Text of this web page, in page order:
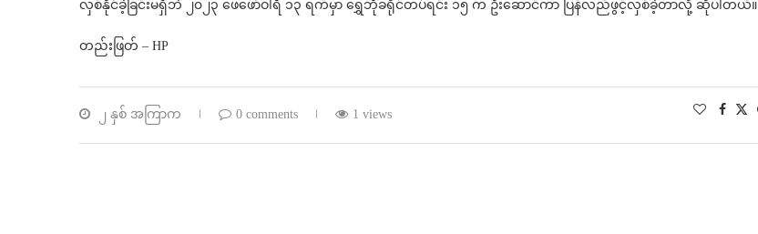
လှစ်နိုင်ခဲ့ခြင်းမရှိဘဲ ၂၀၂၃ ဖေဖော်ဝါရီ ၁၃ ရက်မှာ ရွှေဘိုခရိုင်တပ်ရင်း ၁၅ က ဦးဆောင်ကာ ပြန်လည်ဖွင့်လှစ်ခဲ့တာလို့ ဆိုပါတယ်။
တည်းဖြတ် – HP
၂ နှစ် အကြာက 0 comments 1 views